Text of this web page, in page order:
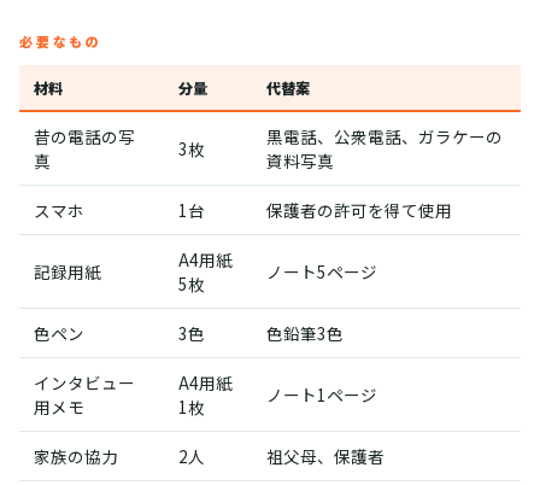
必要なもの
材料 分量 代替案
昔の電話の写
真
3枚
黒電話、公衆電話、ガラケーの
資料写真
スマホ 1台 保護者の許可を得て使用
記録用紙
A4用紙
5枚
ノート5ページ
色ペン 3色 色鉛筆3色
インタビュー
用メモ
A4用紙
1枚
ノート1ページ
家族の協力 2人 祖父母、保護者